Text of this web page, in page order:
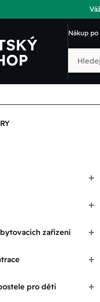
Nákup
zařízení
pro děti